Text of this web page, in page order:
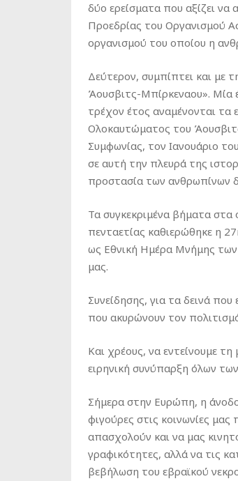
δύο ερείσματα που αξίζει
Προεδρίας του Οργανισμού
οργανισμού του οποίου η
Δεύτερον, συμπίπτει και με
Άουσβιτς-Μπίρκεναου». Μία
τρέχον έτος αναμένονται τα
Ολοκαυτώματος του
Συμφωνίας, τον Ιανουάριο
σε αυτή την πλευρά της
προστασία των ανθρωπίνων
Τα συγκεκριμένα βήματα στα
πενταετίας καθιερώθηκε η
ως Εθνική Ημέρα Μνήμης των
μας.
Συνείδησης, για τα δεινά
που ακυρώνουν τον
Και χρέους, να εντείνουμε
ειρηνική συνύπαρξη όλων
Σήμερα στην Ευρώπη, η
φιγούρες στις κοινωνίες
απασχολούν και να μας
γραφικότητες, αλλά να τις
βεβήλωση του εβραϊκού